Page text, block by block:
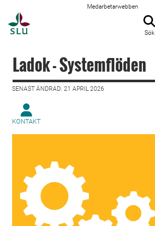
Medarbetarwebben
Sök
Ladok - Systemflöden
SENAST ÄNDRAD: 21 APRIL 2026
KONTAKT